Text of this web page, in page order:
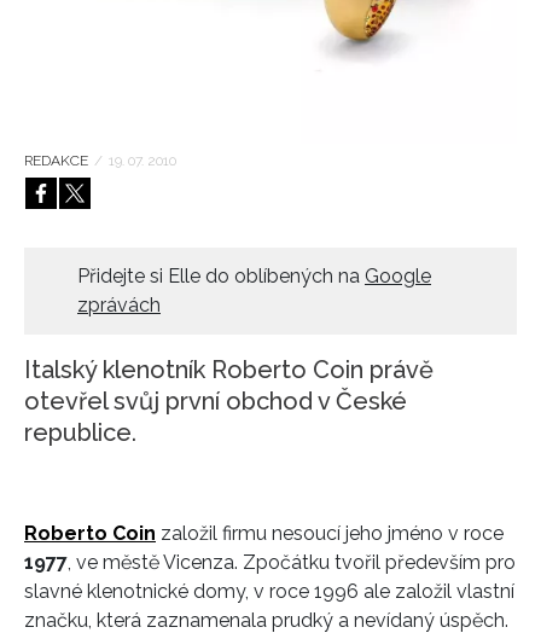
REDAKCE / 19. 07. 2010
Přidejte si Elle do oblíbených na Google
zprávách
Italský klenotník Roberto Coin právě
otevřel svůj první obchod v České
republice.
Roberto Coin založil firmu nesoucí jeho jméno v roce
1977, ve městě Vicenza. Zpočátku tvořil především pro
slavné klenotnické domy, v roce 1996 ale založil vlastní
značku, která zaznamenala prudký a nevídaný úspěch.